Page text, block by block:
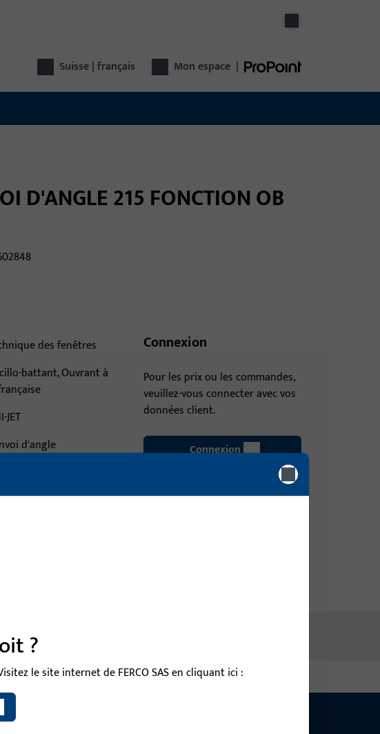
Suisse | français Mon espace |
D'ANGLE 215 FONCTION OB
des fenêtres
battant, Ouvrant à
JET
d'angle
KG
Connexion
Pour les prix ou les commandes,
veuillez-vous connecter avec vos
données client.
Connexion
Créer un compte client
?
le site internet de FERCO SAS en cliquant ici :